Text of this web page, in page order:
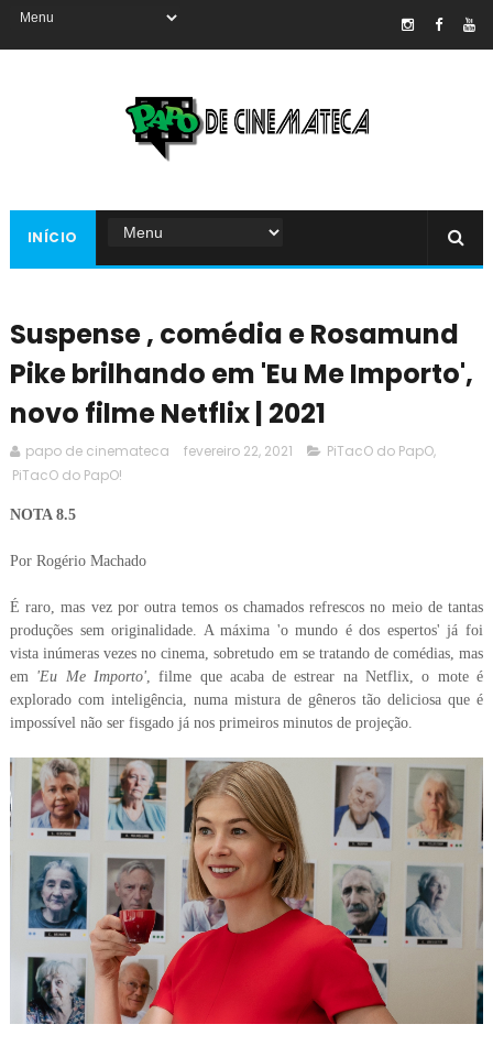
INÍCIO
Suspense , comédia e Rosamund
Pike brilhando em 'Eu Me Importo',
novo filme Netflix | 2021
papo de cinemateca fevereiro 22, 2021 PiTacO do PapO,
PiTacO do PapO!
NOTA 8.5
Por Rogério Machado
É raro, mas vez por outra temos os chamados refrescos no meio de tantas
produções sem originalidade. A máxima 'o mundo é dos espertos' já foi
vista inúmeras vezes no cinema, sobretudo em se tratando de comédias, mas
em 'Eu Me Importo', filme que acaba de estrear na Netflix, o mote é
explorado com inteligência, numa mistura de gêneros tão deliciosa que é
impossível não ser fisgado já nos primeiros minutos de projeção.